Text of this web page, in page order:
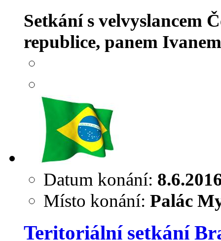
Setkání s velvyslancem
republice, panem
Datum konání:
Místo konání: Palác
Teritoriální setkání